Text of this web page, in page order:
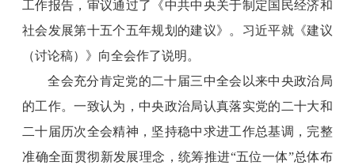
工作报告，审议通过了《中共中央关于制定国民经济和
社会发展第十五个五年规划的建议》。习近平就《建议
（讨论稿）》向全会作了说明。
全会充分肯定党的二十届三中全会以来中央政治局
的工作。一致认为，中央政治局认真落实党的二十大和
二十届历次全会精神，坚持稳中求进工作总基调，完整
准确全面贯彻新发展理念，统筹推进“五位一体”总体布